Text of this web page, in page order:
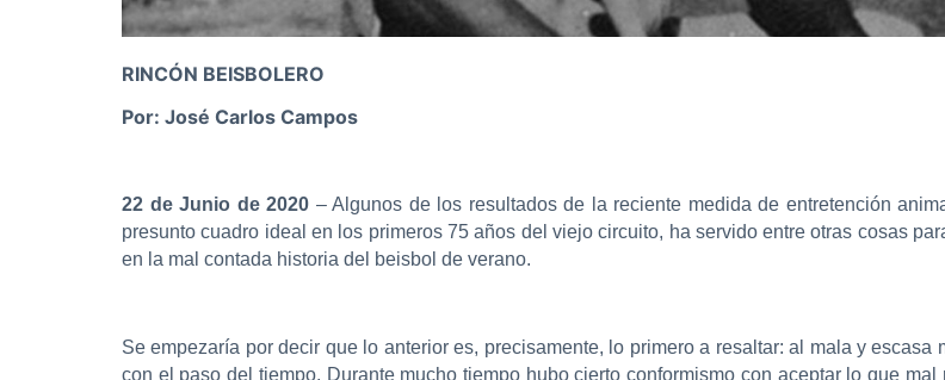
RINCÓN BEISBOLERO
Por: José Carlos Campos
22 de Junio de 2020 – Algunos de los resultados de la reciente medida de entretención
presunto cuadro ideal en los primeros 75 años del viejo circuito, ha servido entre otras cosas
en la mal contada historia del beisbol de verano.
Se empezaría por decir que lo anterior es, precisamente, lo primero a resaltar: al mala y
con el paso del tiempo. Durante mucho tiempo hubo cierto conformismo con aceptar lo que